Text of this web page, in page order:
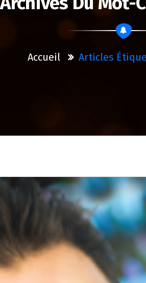
Accueil Articles